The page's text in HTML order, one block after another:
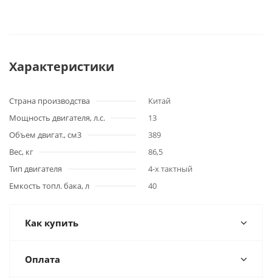
Характеристики
Страна производства
Китай
Мощность двигателя, л.с.
13
Объем двигат., см3
389
Вес, кг
86,5
Тип двигателя
4-х тактный
Емкость топл. бака, л
40
Как купить
Оплата